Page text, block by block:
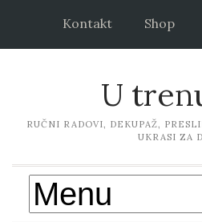
Kontakt Shop
U
RUČNI RADOVI, DEKUPAŽ,
UKRASI ZA